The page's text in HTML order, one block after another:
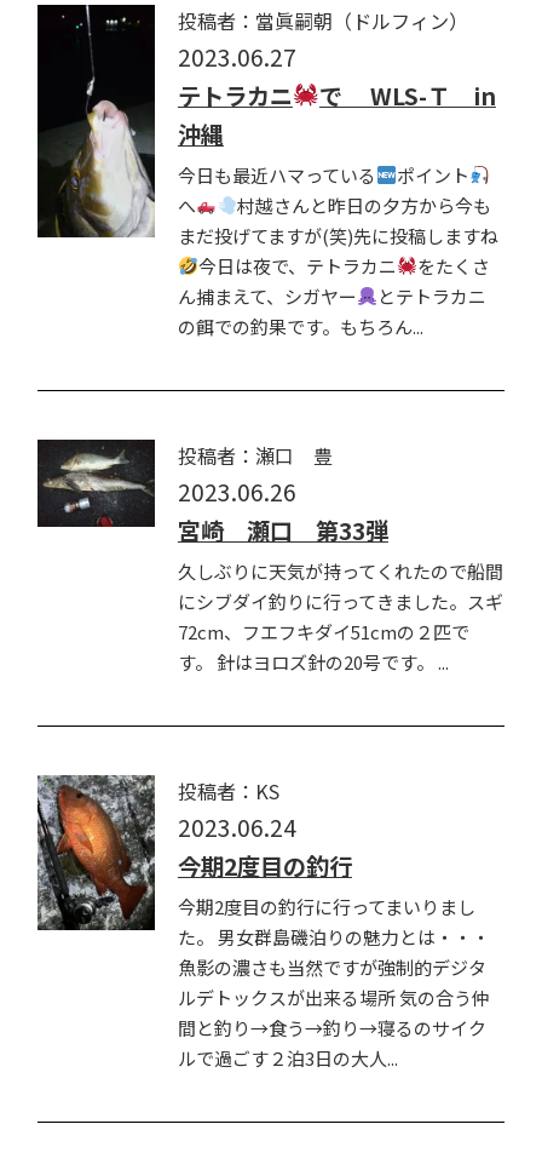
投稿者：當眞嗣朝（ドルフィン）
2023.06.27
テトラカニ
で WLS-Ｔ in
沖縄
今日も最近ハマっている
ポイント
へ
村越さんと昨日の夕方から今も
まだ投げてますが(笑)先に投稿しますね
今日は夜で、テトラカニ
をたくさ
ん捕まえて、シガヤー
とテトラカニ
の餌での釣果です。もちろん...
投稿者：瀬口 豊
2023.06.26
宮崎 瀬口 第33弾
久しぶりに天気が持ってくれたので船間
にシブダイ釣りに行ってきました。スギ
72cm、フエフキダイ51cmの２匹で
す。 針はヨロズ針の20号です。 ...
投稿者：KS
2023.06.24
今期2度目の釣行
今期2度目の釣行に行ってまいりまし
た。 男女群島磯泊りの魅力とは・・・
魚影の濃さも当然ですが強制的デジタ
ルデトックスが出来る場所 気の合う仲
間と釣り→食う→釣り→寝るのサイク
ルで過ごす２泊3日の大人...